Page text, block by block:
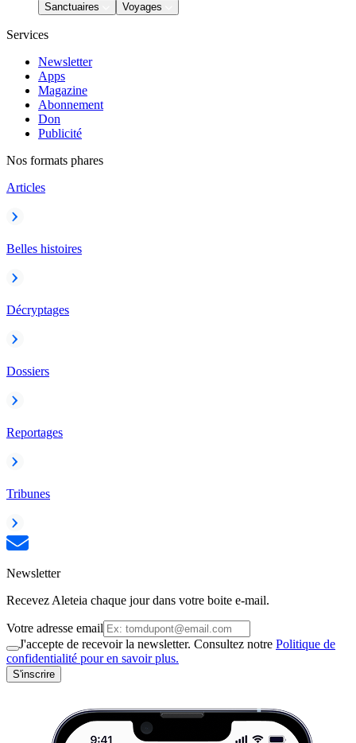
Sanctuaires
Voyages
Services
Newsletter
Apps
Magazine
Abonnement
Don
Publicité
Nos formats phares
Articles
Belles histoires
Décryptages
Dossiers
Reportages
Tribunes
Newsletter
Recevez Aleteia chaque jour dans votre boite e-mail.
Votre adresse email
J'accepte de recevoir la newsletter. Consultez notre Politique de
confidentialité pour en savoir plus.
S'inscrire